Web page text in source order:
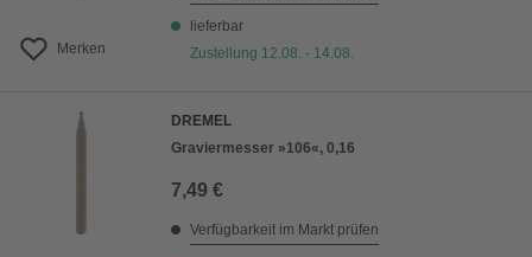
Merken
lieferbar
Zustellung 12.08. - 14.08.
DREMEL
Graviermesser »106«, 0,16
7,49 €
Verfügbarkeit im Markt prüfen